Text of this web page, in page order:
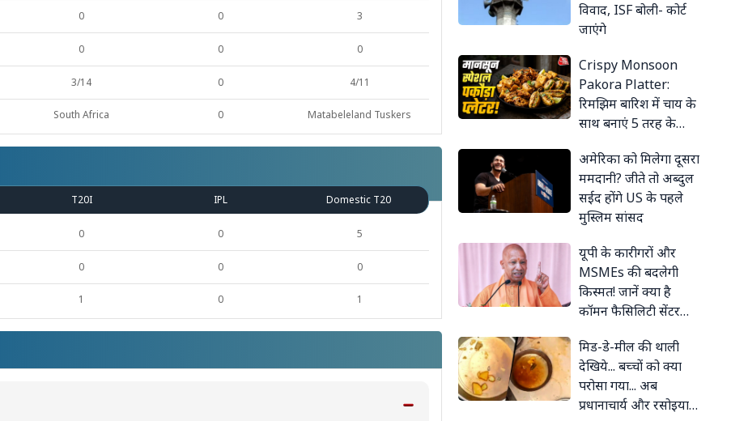
0 0 3
0 0 0
3/14 0 4/11
South Africa 0 Matabeleland Tuskers
T20I IPL Domestic T20
0 0 5
0 0 0
1 0 1
विवाद, ISF बोली- कोर्ट
जाएंगे
Crispy Monsoon
Pakora Platter:
रिमझिम बारिश में चाय के
साथ बनाएं 5 तरह के
में हो जाएंगे तैयार, जानें
आसान तरीका
अमेरिका को मिलेगा दूसरा
ममदानी? जीते तो अब्दुल
सईद होंगे US के पहले
मुस्लिम सांसद
यूपी के कारीगरों और
MSMEs की बदलेगी
किस्मत! जानें क्या है
कॉमन फैसिलिटी सेंटर
मिड-डे-मील की थाली
देखिये... बच्चों को क्या
परोसा गया... अब
प्रधानाचार्य और रसोइया